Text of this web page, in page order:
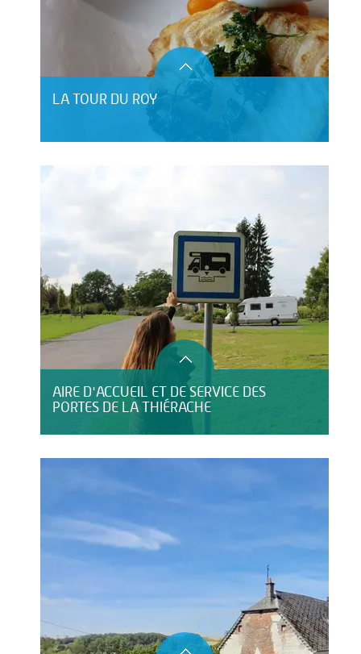
LA TOUR DU ROY
AIRE D'ACCUEIL ET DE SERVICE DES
PORTES DE LA THIÉRACHE